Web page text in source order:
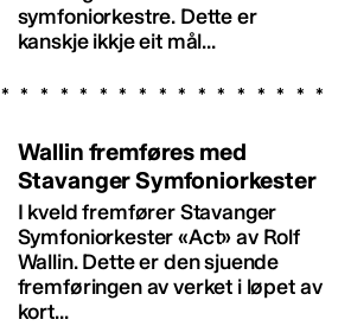
symfoniorkestre. Dette er
kanskje ikkje eit mål...
Wallin fremføres med
Stavanger Symfoniorkester
I kveld fremfører Stavanger
Symfoniorkester «Act» av Rolf
Wallin. Dette er den sjuende
fremføringen av verket i løpet av
kort...